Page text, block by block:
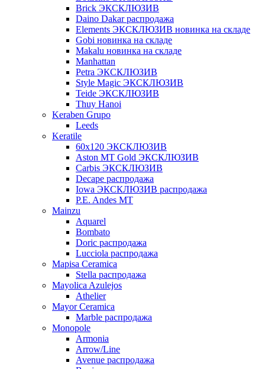
Brick ЭКСКЛЮЗИВ
Daino Dakar распродажа
Elements ЭКСКЛЮЗИВ новинка на складе
Gobi новинка на складе
Makalu новинка на складе
Manhattan
Petra ЭКСКЛЮЗИВ
Style Magic ЭКСКЛЮЗИВ
Teide ЭКСКЛЮЗИВ
Thuy Hanoi
Keraben Grupo
Leeds
Keratile
60х120 ЭКСКЛЮЗИВ
Aston MT Gold ЭКСКЛЮЗИВ
Carbis ЭКСКЛЮЗИВ
Decape распродажа
Iowa ЭКСКЛЮЗИВ распродажа
P.E. Andes MT
Mainzu
Aquarel
Bombato
Doric распродажа
Lucciola распродажа
Mapisa Ceramica
Stella распродажа
Mayolica Azulejos
Athelier
Mayor Ceramica
Marble распродажа
Monopole
Armonia
Arrow/Line
Avenue распродажа